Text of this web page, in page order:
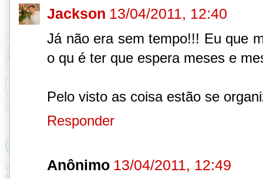
Jackson 13/04/2011, 12:40
Já não era sem tempo!!! Eu que
o qu é ter que espera meses e
Pelo visto as coisa estão se
Responder
Anônimo 13/04/2011, 12:49